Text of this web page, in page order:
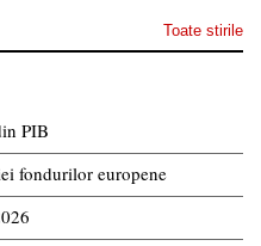
Toate stirile
PIB
fondurilor europene